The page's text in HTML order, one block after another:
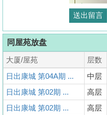
同屋苑放盘
大厦/屋苑 层数
日出康城 第04A期 ...
中层
日出康城 第02期 ...
高层
日出康城 第02期 ...
高层